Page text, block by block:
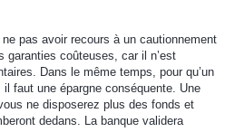
pas avoir recours à un cautionnement
garanties coûteuses, car il n’est
Dans le même temps, pour qu’un
faut une épargne conséquente. Une
ne disposerez plus des fonds et
dedans. La banque validera